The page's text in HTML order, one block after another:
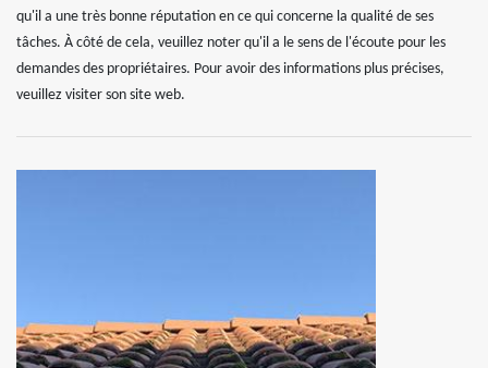
qu'il a une très bonne réputation en ce qui concerne la qualité de ses
tâches. À côté de cela, veuillez noter qu'il a le sens de l'écoute pour les
demandes des propriétaires. Pour avoir des informations plus précises,
veuillez visiter son site web.